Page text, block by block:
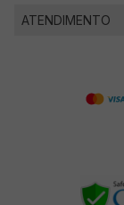
ATENDIMENTO